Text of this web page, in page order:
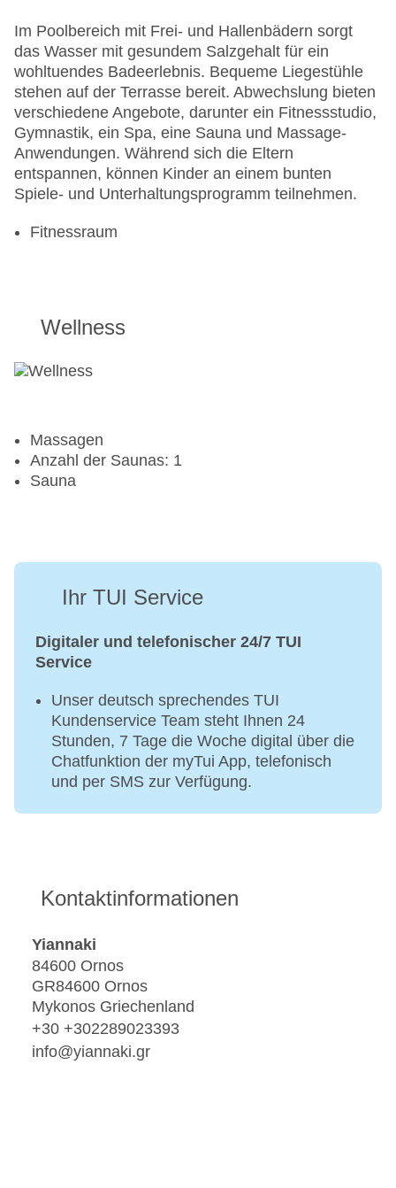
Im Poolbereich mit Frei- und Hallenbädern sorgt
das Wasser mit gesundem Salzgehalt für ein
wohltuendes Badeerlebnis. Bequeme Liegestühle
stehen auf der Terrasse bereit. Abwechslung bieten
verschiedene Angebote, darunter ein Fitnessstudio,
Gymnastik, ein Spa, eine Sauna und Massage-
Anwendungen. Während sich die Eltern
entspannen, können Kinder an einem bunten
Spiele- und Unterhaltungsprogramm teilnehmen.
Fitnessraum
Wellness
Massagen
Anzahl der Saunas: 1
Sauna
Ihr TUI Service
Digitaler und telefonischer 24/7 TUI
Service
Unser deutsch sprechendes TUI
Kundenservice Team steht Ihnen 24
Stunden, 7 Tage die Woche digital über die
Chatfunktion der myTui App, telefonisch
und per SMS zur Verfügung.
Kontaktinformationen
Yiannaki
84600 Ornos
GR84600 Ornos
Mykonos Griechenland
+30 +302289023393
info@yiannaki.gr